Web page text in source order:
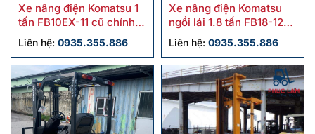
Xe nâng điện Komatsu 1
tấn FB10EX-11 cũ chính
hãng
Liên hệ: 0935.355.886
Xe nâng điện Komatsu
ngồi lái 1.8 tấn FB18-12
cũ
Liên hệ: 0935.355.886